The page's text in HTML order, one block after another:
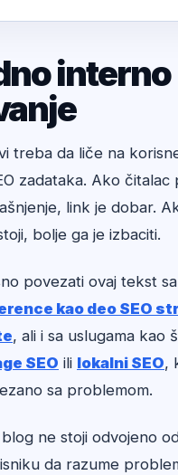
interno
treba da liče na
zadataka. Ako
link je dobar.
bolje ga je izbaciti.
povezati ovaj tekst
kao deo SEO
, ali i sa uslugama kao
SEO ili lokalni SEO,
sa problemom.
ne stoji odvojeno
da razume